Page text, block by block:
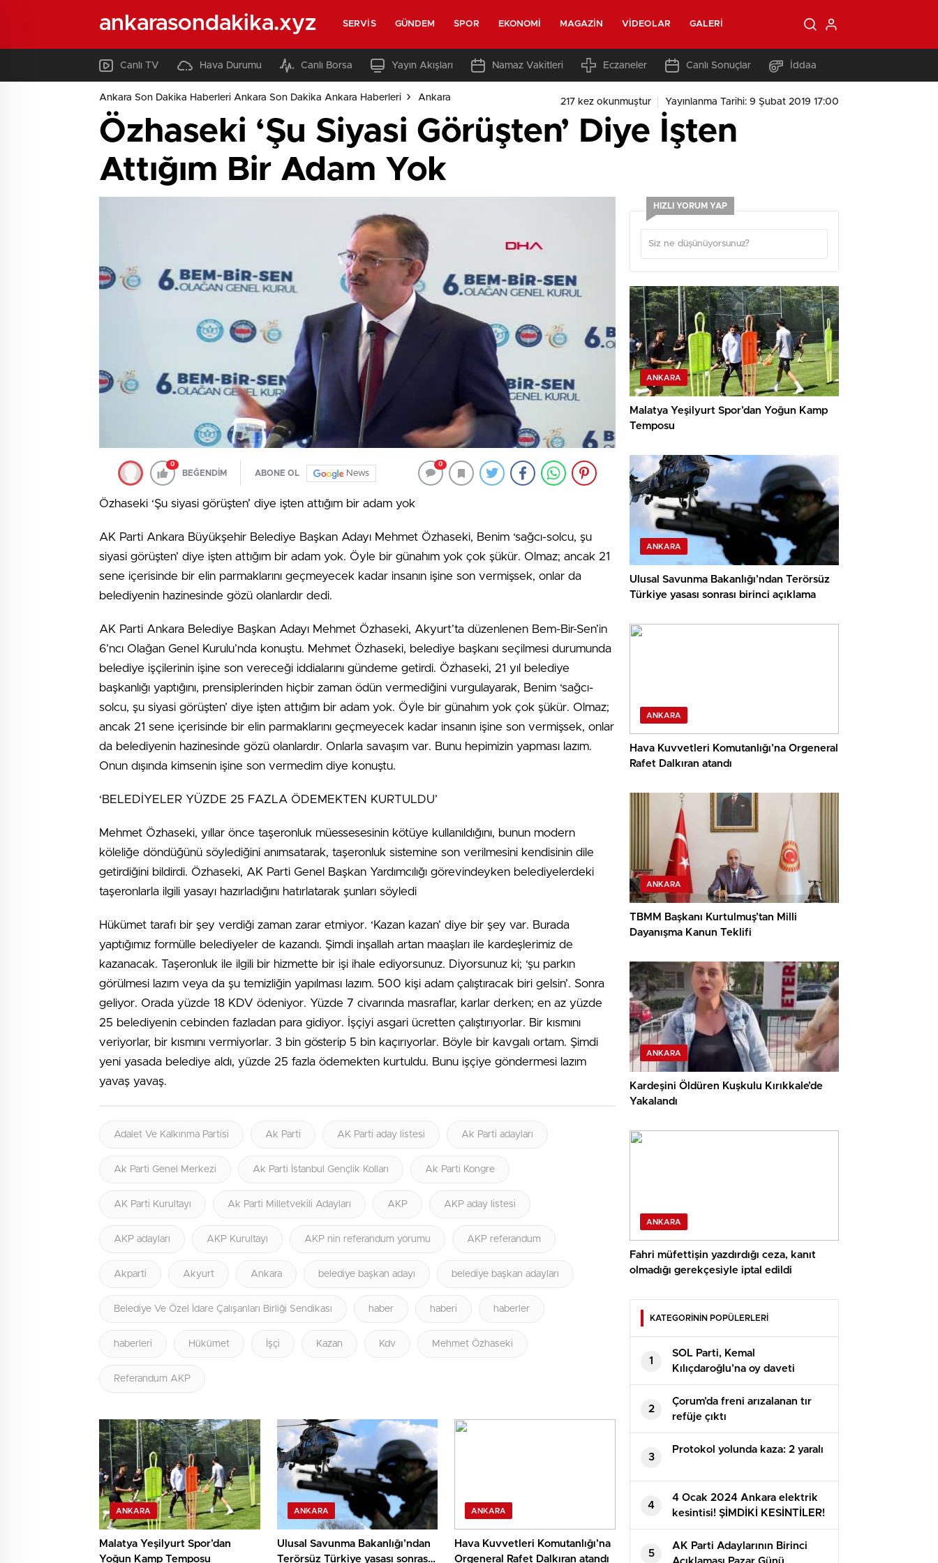
ankarasondakika.xyz SERVIS GÜNDEM SPOR EKONOMI MAGAZIN VIDEOLAR GALERI
Canlı TV Hava Durumu Canlı Borsa Yayın Akışları Namaz Vakitleri Eczaneler Canlı Sonuçlar İddaa
Ankara Son Dakika Haberleri Ankara Son Dakika Ankara Haberleri Ankara 217 kez okunmuştur Yayınlanma Tarihi: 9 Şubat 2019 17:00
Özhaseki ‘Şu Siyasi Görüşten’ Diye İşten
Attığım Bir Adam Yok
0
BEĞENDİM ABONE OL News
0
Özhaseki ‘Şu siyasi görüşten’ diye işten attığım bir adam yok
AK Parti Ankara Büyükşehir Belediye Başkan Adayı Mehmet Özhaseki, Benim ‘sağcı-solcu, şu
siyasi görüşten’ diye işten attığım bir adam yok. Öyle bir günahım yok çok şükür. Olmaz; ancak 21
sene içerisinde bir elin parmaklarını geçmeyecek kadar insanın işine son vermişsek, onlar da
belediyenin hazinesinde gözü olanlardır dedi.
AK Parti Ankara Belediye Başkan Adayı Mehmet Özhaseki, Akyurt’ta düzenlenen Bem-Bir-Sen’in
6’ncı Olağan Genel Kurulu’nda konuştu. Mehmet Özhaseki, belediye başkanı seçilmesi durumunda
belediye işçilerinin işine son vereceği iddialarını gündeme getirdi. Özhaseki, 21 yıl belediye
başkanlığı yaptığını, prensiplerinden hiçbir zaman ödün vermediğini vurgulayarak, Benim ‘sağcı-
solcu, şu siyasi görüşten’ diye işten attığım bir adam yok. Öyle bir günahım yok çok şükür. Olmaz;
ancak 21 sene içerisinde bir elin parmaklarını geçmeyecek kadar insanın işine son vermişsek, onlar
da belediyenin hazinesinde gözü olanlardır. Onlarla savaşım var. Bunu hepimizin yapması lazım.
Onun dışında kimsenin işine son vermedim diye konuştu.
‘BELEDİYELER YÜZDE 25 FAZLA ÖDEMEKTEN KURTULDU’
Mehmet Özhaseki, yıllar önce taşeronluk müessesesinin kötüye kullanıldığını, bunun modern
köleliğe döndüğünü söylediğini anımsatarak, taşeronluk sistemine son verilmesini kendisinin dile
getirdiğini bildirdi. Özhaseki, AK Parti Genel Başkan Yardımcılığı görevindeyken belediyelerdeki
taşeronlarla ilgili yasayı hazırladığını hatırlatarak şunları söyledi
Hükümet tarafı bir şey verdiği zaman zarar etmiyor. ‘Kazan kazan’ diye bir şey var. Burada
yaptığımız formülle belediyeler de kazandı. Şimdi inşallah artan maaşları ile kardeşlerimiz de
kazanacak. Taşeronluk ile ilgili bir hizmette bir işi ihale ediyorsunuz. Diyorsunuz ki; ‘şu parkın
görülmesi lazım veya da şu temizliğin yapılması lazım. 500 kişi adam çalıştıracak biri gelsin’. Sonra
geliyor. Orada yüzde 18 KDV ödeniyor. Yüzde 7 civarında masraflar, karlar derken; en az yüzde
25 belediyenin cebinden fazladan para gidiyor. İşçiyi asgari ücretten çalıştırıyorlar. Bir kısmını
veriyorlar, bir kısmını vermiyorlar. 3 bin gösterip 5 bin kaçırıyorlar. Böyle bir kavgalı ortam. Şimdi
yeni yasada belediye aldı, yüzde 25 fazla ödemekten kurtuldu. Bunu işçiye göndermesi lazım
yavaş yavaş.
Adalet Ve Kalkınma Partisi Ak Parti AK Parti aday listesi Ak Parti adayları
Ak Parti Genel Merkezi Ak Parti İstanbul Gençlik Kolları Ak Parti Kongre
AK Parti Kurultayı Ak Parti Milletvekili Adayları AKP AKP aday listesi
AKP adayları AKP Kurultayı AKP nin referandum yorumu AKP referandum
Akparti Akyurt Ankara belediye başkan adayı belediye başkan adayları
Belediye Ve Özel İdare Çalışanları Birliği Sendikası haber haberi haberler
haberleri Hükümet İşçi Kazan Kdv Mehmet Özhaseki
Referandum AKP
ANKARA
Malatya Yeşilyurt Spor’dan
Yoğun Kamp Temposu
ANKARA
Ulusal Savunma Bakanlığı’ndan
Terörsüz Türkiye yasası sonrası
ANKARA
Hava Kuvvetleri Komutanlığı’na
Orgeneral Rafet Dalkıran atandı
HIZLI YORUM YAP
ANKARA
Malatya Yeşilyurt Spor’dan Yoğun Kamp
Temposu
ANKARA
Ulusal Savunma Bakanlığı’ndan Terörsüz
Türkiye yasası sonrası birinci açıklama
ANKARA
Hava Kuvvetleri Komutanlığı’na Orgeneral
Rafet Dalkıran atandı
ANKARA
TBMM Başkanı Kurtulmuş’tan Milli
Dayanışma Kanun Teklifi
ANKARA
Kardeşini Öldüren Kuşkulu Kırıkkale’de
Yakalandı
ANKARA
Fahri müfettişin yazdırdığı ceza, kanıt
olmadığı gerekçesiyle iptal edildi
KATEGORİNİN POPÜLERLERİ
1
SOL Parti, Kemal
Kılıçdaroğlu’na oy daveti
yapıyor
2
Çorum’da freni arızalanan tır
refüje çıktı
3
Protokol yolunda kaza: 2 yaralı
4
4 Ocak 2024 Ankara elektrik
kesintisi! ŞİMDİKİ KESİNTİLER!
Ankara’da elektrikler ne vakit
gelecek?
5
AK Parti Adaylarının Birinci